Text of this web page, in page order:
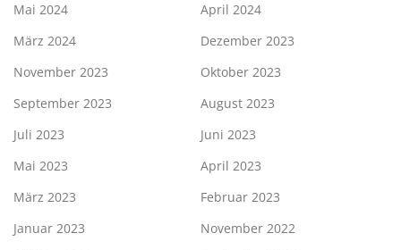
Mai 2024
April 2024
März 2024
Dezember 2023
November 2023
Oktober 2023
September 2023
August 2023
Juli 2023
Juni 2023
Mai 2023
April 2023
März 2023
Februar 2023
Januar 2023
November 2022